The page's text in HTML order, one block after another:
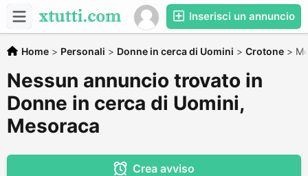
Inserisci un annuncio
Home > Personali > Donne in cerca di Uomini > Crotone >
Nessun annuncio trovato in
Donne in cerca di Uomini,
Mesoraca
Crea avviso